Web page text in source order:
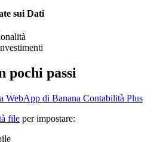
sui Dati
pochi passi
WebApp di Banana Contabilità Plus
file per impostare: